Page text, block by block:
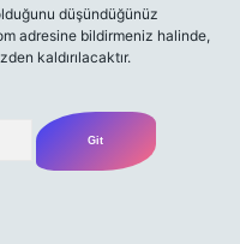
düşündüğünüz
adresine bildirmeniz halinde,
kaldırılacaktır.